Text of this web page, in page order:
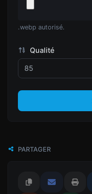
.webp autorisé.
Qualité
PARTAGER